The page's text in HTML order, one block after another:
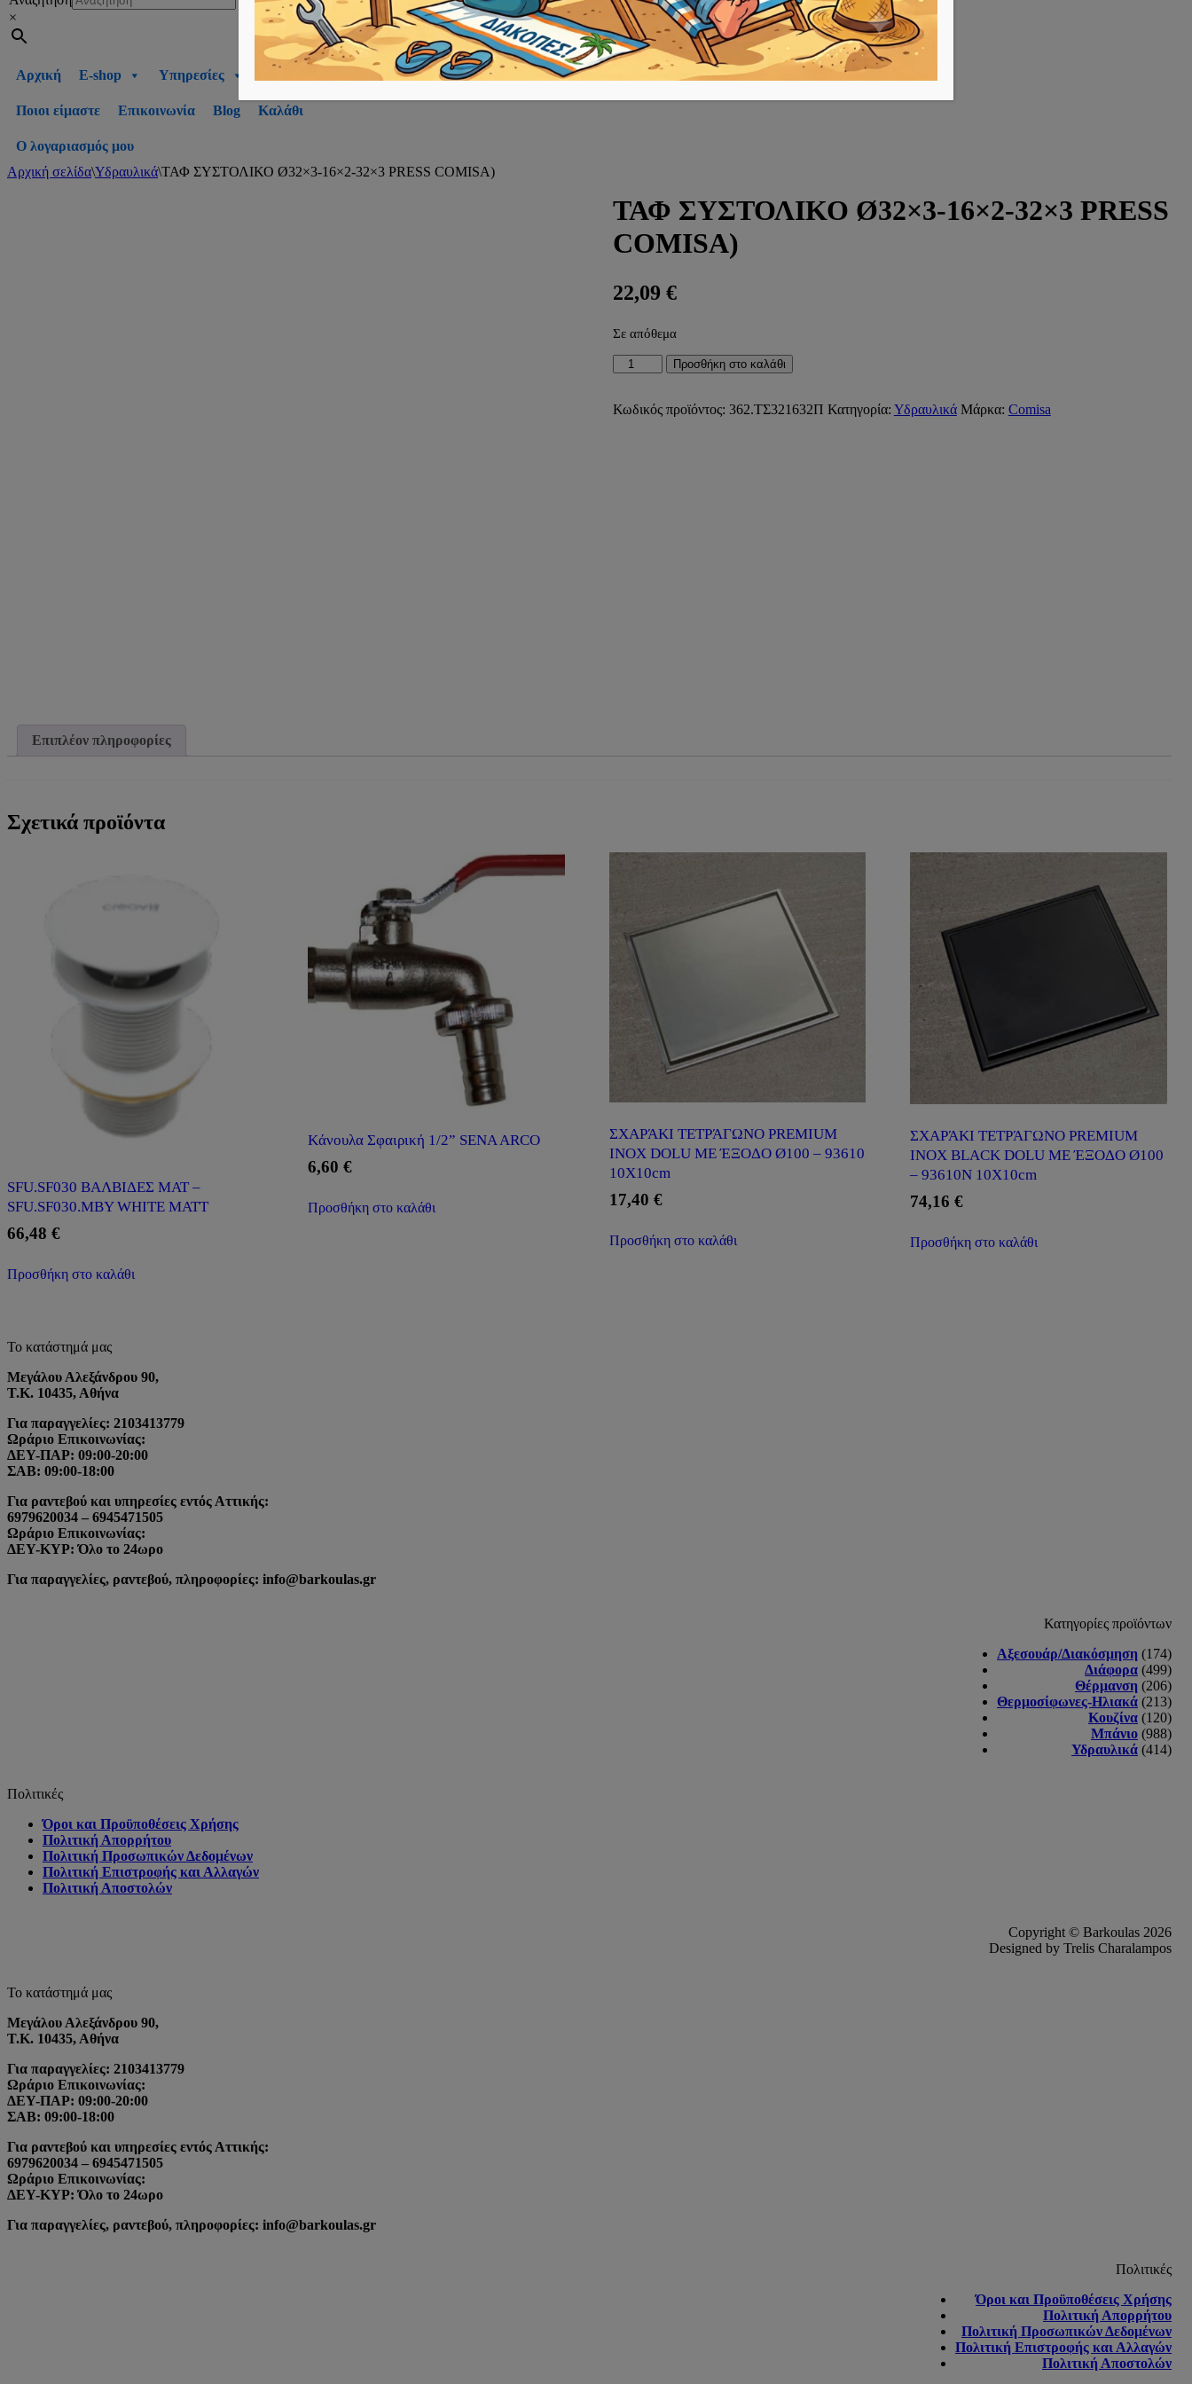
×
Αρχική E-shop Υπηρεσίες
Ποιοι είμαστε Επικοινωνία Blog Καλάθι
Ο λογαριασμός μου
Αρχική σελίδα\Υδραυλικά\ΤΑΦ ΣΥΣΤΟΛΙΚΟ Ø32×3-16×2-32×3 PRESS COMISA)
ΤΑΦ ΣΥΣΤΟΛΙΚΟ Ø32×3-16×2-32×3 PRESS
COMISA)
22,09 €
Σε απόθεμα
ΤΑΦ
ΣΥΣΤΟΛΙΚΟ
16x2-
Προσθήκη στο καλάθι
Κωδικός προϊόντος: 362.ΤΣ321632Π Κατηγορία: Υδραυλικά Μάρκα: Comisa
Επιπλέον πληροφορίες
Σχετικά προϊόντα
SFU.SF030 ΒΑΛΒΙΔΕΣ ΜΑΤ –
SFU.SF030.MBY WHITE MATT
66,48 €
Προσθήκη στο καλάθι
Kάνουλα Σφαιρική 1/2” SENA ARCO
6,60€
Προσθήκη στο καλάθι
ΣΧΑΡΆΚΙ ΤΕΤΡΆΓΩΝΟ PREMIUM
INOX DOLU ΜΕ ΈΞΟΔΟ Ø100 – 93610
10X10cm
17,40 €
Προσθήκη στο καλάθι
ΣΧΑΡΆΚΙ ΤΕΤΡΆΓΩΝΟ PREMIUM
INOX BLACK DOLU ΜΕ ΈΞΟΔΟ Ø100
– 93610Ν 10X10cm
74,16€
Προσθήκη στο καλάθι
Το κατάστημά μας
Μεγάλου Αλεξάνδρου 90,
Τ.Κ. 10435, Αθήνα
Για παραγγελίες: 2103413779
Ωράριο Επικοινωνίας:
ΔΕΥ-ΠΑΡ: 09:00-20:00
ΣΑΒ: 09:00-18:00
Για ραντεβού και υπηρεσίες εντός Αττικής:
6979620034 – 6945471505
Ωράριο Επικοινωνίας:
ΔΕΥ-ΚΥΡ: Όλο το 24ωρο
Για παραγγελίες, ραντεβού, πληροφορίες: info@barkoulas.gr
Κατηγορίες προϊόντων
Αξεσουάρ/Διακόσμηση (174)
Διάφορα (499)
Θέρμανση (206)
Θερμοσίφωνες-Ηλιακά (213)
Κουζίνα (120)
Μπάνιο (988)
Υδραυλικά (414)
Πολιτικές
Όροι και Προϋποθέσεις Χρήσης
Πολιτική Απορρήτου
Πολιτική Προσωπικών Δεδομένων
Πολιτική Επιστροφής και Αλλαγών
Πολιτική Αποστολών
Copyright © Barkoulas 2026
Designed by Trelis Charalampos
Το κατάστημά μας
Μεγάλου Αλεξάνδρου 90,
Τ.Κ. 10435, Αθήνα
Για παραγγελίες: 2103413779
Ωράριο Επικοινωνίας:
ΔΕΥ-ΠΑΡ: 09:00-20:00
ΣΑΒ: 09:00-18:00
Για ραντεβού και υπηρεσίες εντός Αττικής:
6979620034 – 6945471505
Ωράριο Επικοινωνίας:
ΔΕΥ-ΚΥΡ: Όλο το 24ωρο
Για παραγγελίες, ραντεβού, πληροφορίες: info@barkoulas.gr
Πολιτικές
Όροι και Προϋποθέσεις Χρήσης
Πολιτική Απορρήτου
Πολιτική Προσωπικών Δεδομένων
Πολιτική Επιστροφής και Αλλαγών
Πολιτική Αποστολών